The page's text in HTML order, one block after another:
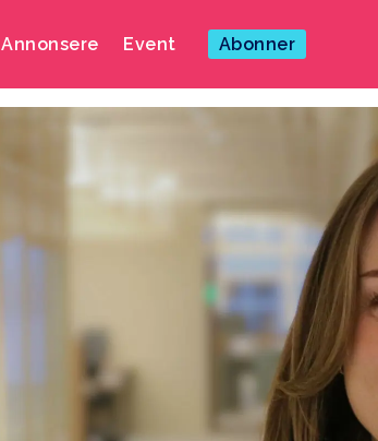
Annonsere Event Abonner